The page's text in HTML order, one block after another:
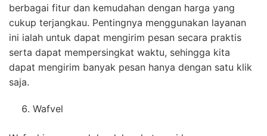
berbagai fitur dan kemudahan dengan harga yang
cukup terjangkau. Pentingnya menggunakan layanan
ini ialah untuk dapat mengirim pesan secara praktis
serta dapat mempersingkat waktu, sehingga kita
dapat mengirim banyak pesan hanya dengan satu klik
saja.
Wafvel